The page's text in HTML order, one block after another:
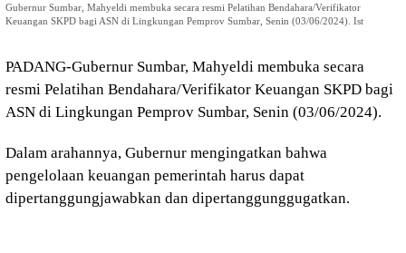
Gubernur Sumbar, Mahyeldi membuka secara resmi Pelatihan Bendahara/Verifikator
Keuangan SKPD bagi ASN di Lingkungan Pemprov Sumbar, Senin (03/06/2024). Ist
PADANG-Gubernur Sumbar, Mahyeldi membuka secara
resmi Pelatihan Bendahara/Verifikator Keuangan SKPD bagi
ASN di Lingkungan Pemprov Sumbar, Senin (03/06/2024).
Dalam arahannya, Gubernur mengingatkan bahwa
pengelolaan keuangan pemerintah harus dapat
dipertanggungjawabkan dan dipertanggunggugatkan.